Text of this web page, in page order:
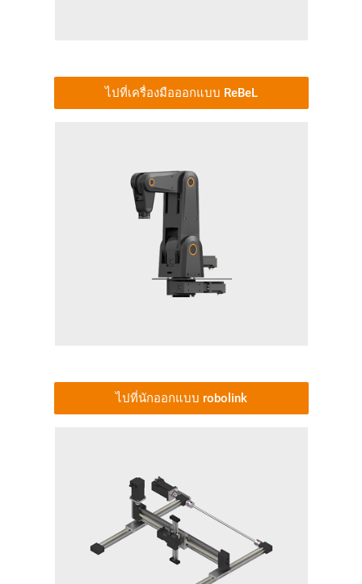
ไปที่เครื่องมือออกแบบ ReBeL
ไปที่นักออกแบบ robolink